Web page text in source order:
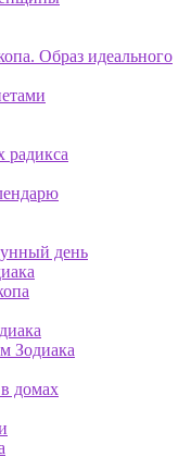
Образ идеального
радикса
день
Зодиака
домах